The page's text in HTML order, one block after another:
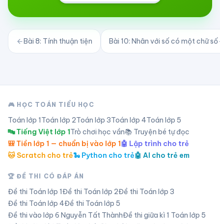
Bài 8: Tính thuận tiện Bài 10: Nhân với số có một chữ số
🎮 HỌC TOÁN TIỂU HỌC
Toán lớp 1Toán lớp 2Toán lớp 3Toán lớp 4Toán lớp 5
🔤 Tiếng Việt lớp 1Trò chơi học vần📚 Truyện bé tự đọc
🎒 Tiền lớp 1 — chuẩn bị vào lớp 1🤖 Lập trình cho trẻ
🐱 Scratch cho trẻ🐍 Python cho trẻ🤖 AI cho trẻ em
🏆 ĐỀ THI CÓ ĐÁP ÁN
Đề thi Toán lớp 1Đề thi Toán lớp 2Đề thi Toán lớp 3
Đề thi Toán lớp 4Đề thi Toán lớp 5
Đề thi vào lớp 6 Nguyễn Tất ThànhĐề thi giữa kì 1 Toán lớp 5